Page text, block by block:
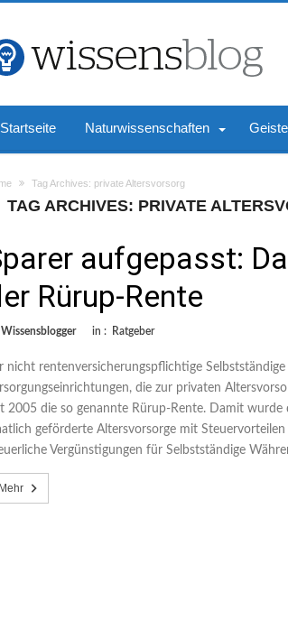
Startseite Naturwissenschaften
Tag Archives: private Altersvorsorg
TAG ARCHIVES: PRIVATE
aufgepasst:
Rürup-Rente
Wissensblogger in : Ratgeber
nicht rentenversicherungspflichtige
die zur privaten
2005 die so genannte Rürup-Rente. Damit wurde
geförderte Altersvorsorge mit
Vergünstigungen für Selbstständige
Mehr